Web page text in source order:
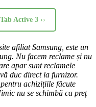
Active 3››
afiliat Samsung, este un
Nu facem reclame și nu
apar sunt reclamele
duc direct la furnizor.
achizițiile făcute
nu se schimbă ca preț